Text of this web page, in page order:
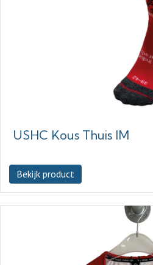
USHC Kous Thuis IM
Bekijk product